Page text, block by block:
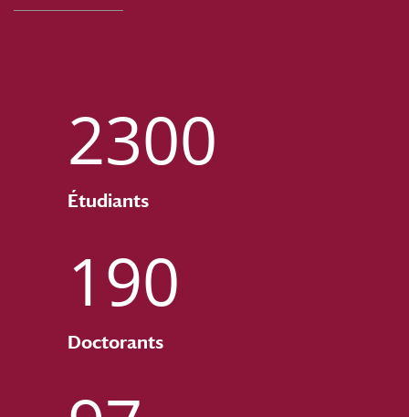
2300
Étudiants
190
Doctorants